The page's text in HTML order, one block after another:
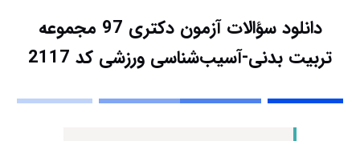
دانلود سؤالات آزمون دکتری 97 مجموعه
تربیت بدنی-آسیب‌شناسی ورزشی کد 2117